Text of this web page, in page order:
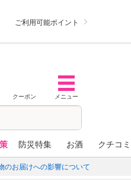
ご利用可能ポイント
クーポン メニュー
防災特集 お酒 クチコ
のお届けへの影響について